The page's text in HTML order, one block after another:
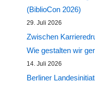
(BiblioCon 2026)
29. Juli 2026
Zwischen
Wie gestalten wir
14. Juli 2026
Berliner